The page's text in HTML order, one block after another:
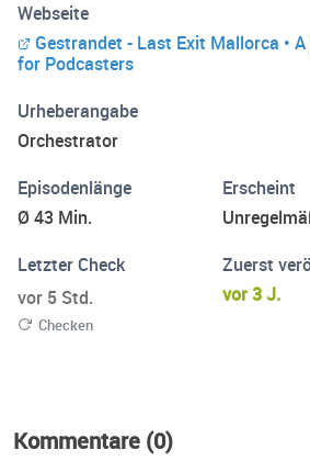
Reportagen bekannt. Wie
& Andy - Joey Kelly hat zb. auch
"SternTV", Ende letzten Jahres
Nacht im "Gästehaus" übernachtet.
unserem Instagram!
Webseite
Gestrandet - Last Exit Mallorca •
for Podcasters
Urheberangabe
Orchestrator
Episodenlänge
Ø 43 Min.
Erscheint
Letzter Check
vor 5 Std.
Checken
Zuerst
vor 3 J.
Kommentare (0)